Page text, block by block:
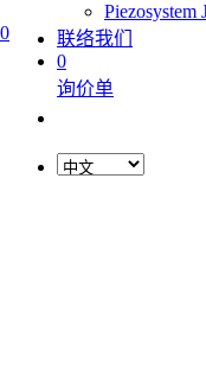
0
Piezosystem
联络我们
0
询价单